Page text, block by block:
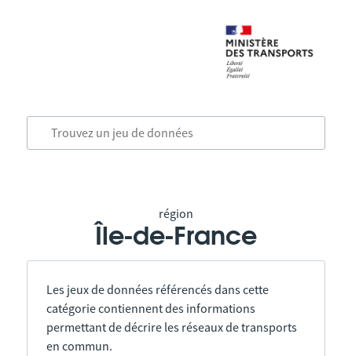
région
Île-de-France
Les jeux de données référencés dans cette
catégorie contiennent des informations
permettant de décrire les réseaux de transports
en commun.